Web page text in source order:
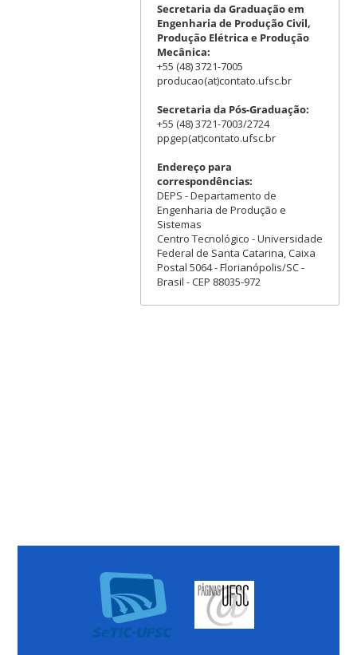
Secretaria da Graduação em
Engenharia de Produção Civil,
Produção Elétrica e Produção
Mecânica:
+55 (48) 3721-7005
producao(at)contato.ufsc.br
Secretaria da Pós-Graduação:
+55 (48) 3721-7003/2724
ppgep(at)contato.ufsc.br
Endereço para
correspondências:
DEPS - Departamento de
Engenharia de Produção e
Sistemas
Centro Tecnológico - Universidade
Federal de Santa Catarina, Caixa
Postal 5064 - Florianópolis/SC -
Brasil - CEP 88035-972